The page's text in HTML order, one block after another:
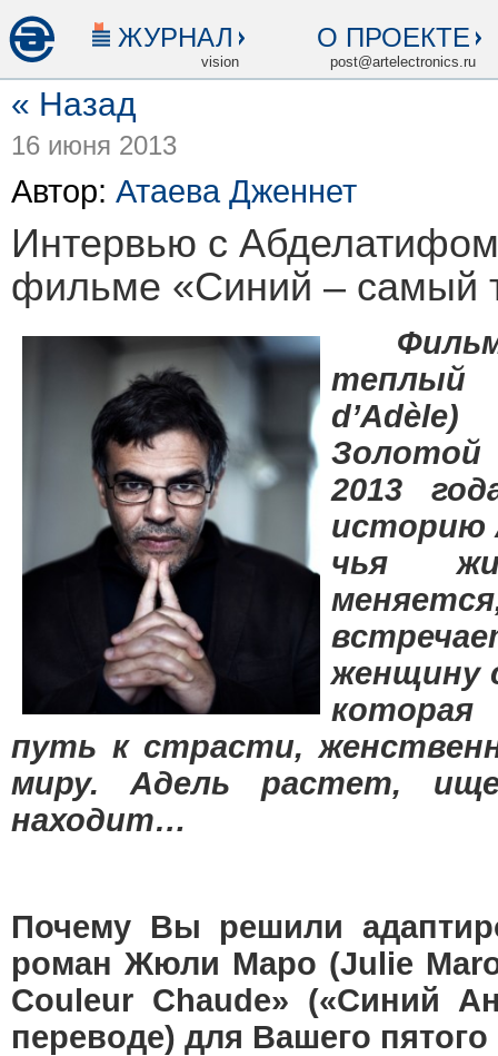
ЖУРНАЛ
vision
О ПРОЕКТЕ
post@artelectronics.ru
« Назад
16 июня 2013
Автор: Атаева Дженнет
Интервью с
фильме «Синий – самый
Фильм
Золотой
2013
историю
чья
женщину
путь к страсти,
миру. Адель растет,
находит…
Почему Вы решили
роман Жюли Маро (Julie
Couleur Chaude» («Синий
переводе) для Вашего